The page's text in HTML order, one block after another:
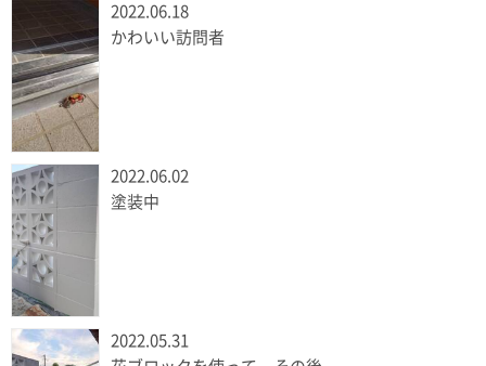
2022.06.18
かわいい訪問者
2022.06.02
塗装中
2022.05.31